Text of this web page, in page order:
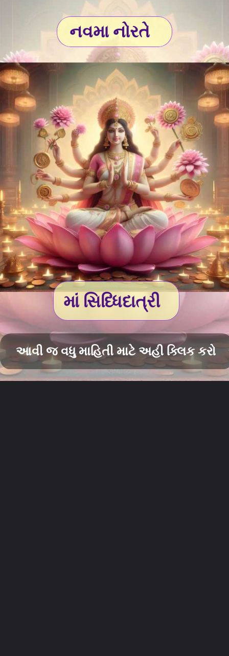
આવી જ વધુ માહિતી માટે અહી ક્લિક કરો
માં સિધ્ધિદાત્રી
નવમા નોરતે